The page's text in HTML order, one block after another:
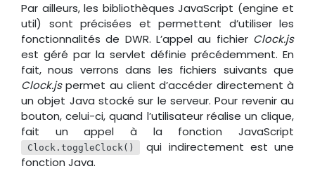
Par ailleurs, les bibliothèques JavaScript (engine et
util) sont précisées et permettent d’utiliser les
fonctionnalités de DWR. L’appel au fichier Clock.js
est géré par la servlet définie précédemment. En
fait, nous verrons dans les fichiers suivants que
Clock.jspermet au client d’accéder directement à
un objet Java stocké sur le serveur. Pour revenir au
bouton, celui-ci, quand l’utilisateur réalise un clique,
fait un appel à la fonction JavaScript
Clock.toggleClock()
qui indirectement est une
fonction Java.